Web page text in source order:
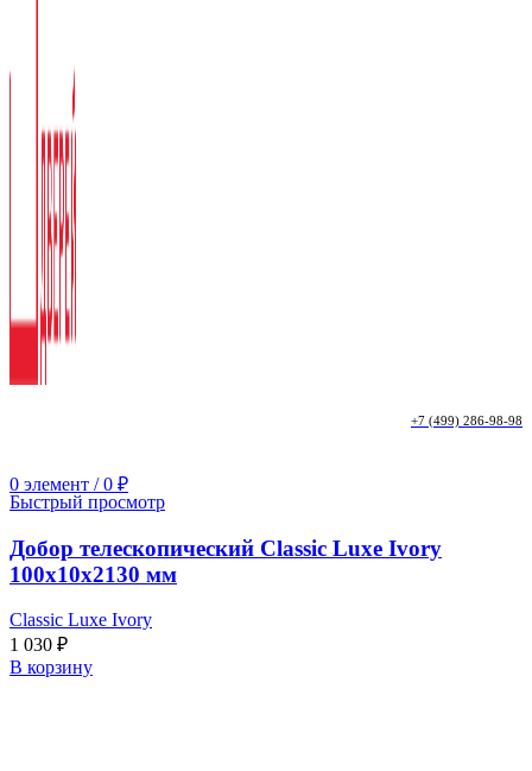
+7 (499) 286-98-98
0 элемент / 0 ₽
Быстрый просмотр
Добор телескопический Classic Luxe Ivory
100x10x2130 мм
Classic Luxe Ivory
1 030 ₽
В корзину